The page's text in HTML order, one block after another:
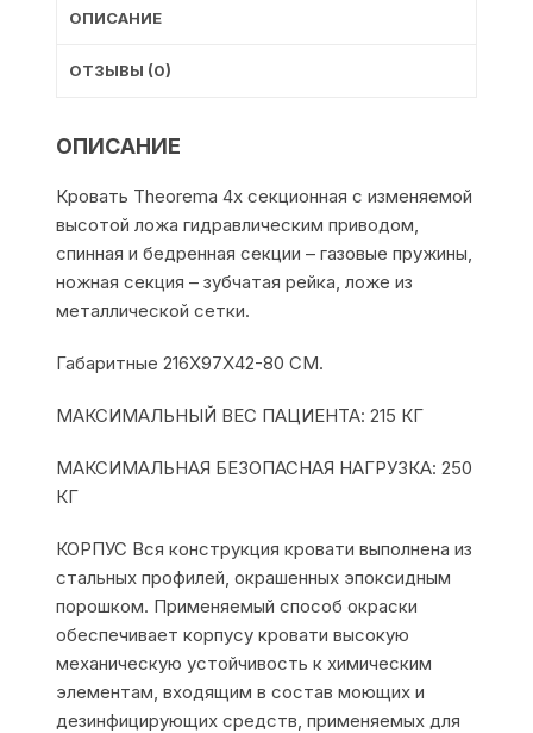
ОПИСАНИЕ
ОТЗЫВЫ (0)
ОПИСАНИЕ
Кровать Theorema 4х секционная с изменяемой
высотой ложа гидравлическим приводом,
спинная и бедренная секции – газовые пружины,
ножная секция – зубчатая рейка, ложе из
металлической сетки.
Габаритные 216Х97Х42-80 СМ.
МАКСИМАЛЬНЫЙ ВЕС ПАЦИЕНТА: 215 КГ
МАКСИМАЛЬНАЯ БЕЗОПАСНАЯ НАГРУЗКА: 250
КГ
КОРПУС Вся конструкция кровати выполнена из
стальных профилей, окрашенных эпоксидным
порошком. Применяемый способ окраски
обеспечивает корпусу кровати высокую
механическую устойчивость к химическим
элементам, входящим в состав моющих и
дезинфицирующих средств, применяемых для